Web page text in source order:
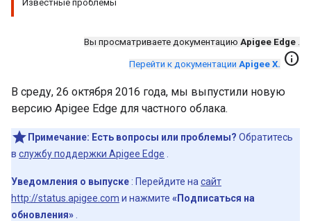
Известные проблемы
Вы просматриваете документацию Apigee Edge .
Перейти к документации Apigee X. info
В среду, 26 октября 2016 года, мы выпустили новую
версию Apigee Edge для частного облака.
Примечание: Есть вопросы или проблемы? Обратитесь
в службу поддержки Apigee Edge
Уведомления о выпуске : Перейдите на сайт
http://status.apigee.com и нажмите «Подписаться на
обновления»